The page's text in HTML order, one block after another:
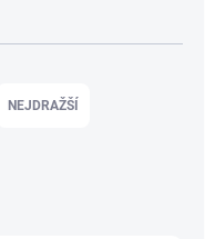
NEJDRAŽŠÍ